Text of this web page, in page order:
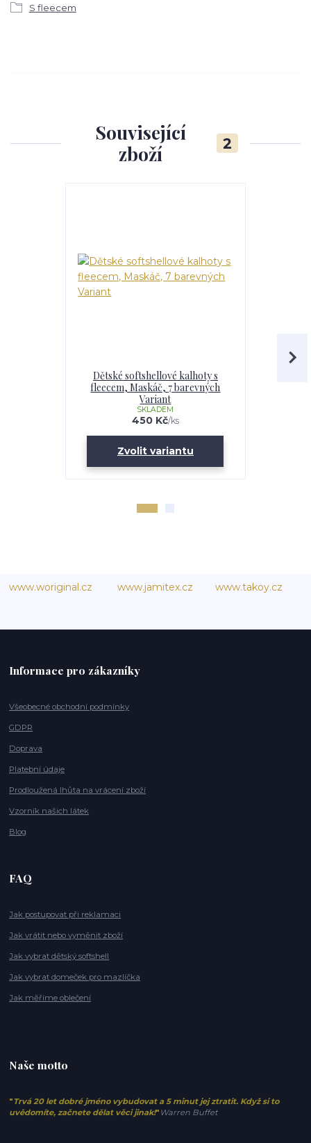
S fleecem
Související
zboží
2
Dětské softshellové kalhoty s
fleecem, Maskáč, 7 barevných
Variant
450 Kč/ks
SKLADEM
Zvolit variantu
www.woriginal.cz www.jamitex.cz www.takoy.cz
Informace pro zákazníky
Všeobecné obchodní podmínky
GDPR
Doprava
Platební údaje
Prodloužená lhůta na vrácení zboží
Vzorník našich látek
Blog
FAQ
Jak postupovat při reklamaci
Jak vrátit nebo vyměnit zboží
Jak vybrat dětský softshell
Jak vybrat domeček pro mazlíčka
Jak měříme oblečení
Naše motto
" Trvá 20 let dobré jméno vybudovat a 5 minut jej ztratit. Když si to
uvědomíte, začnete dělat věci jinak!" Warren Buffet